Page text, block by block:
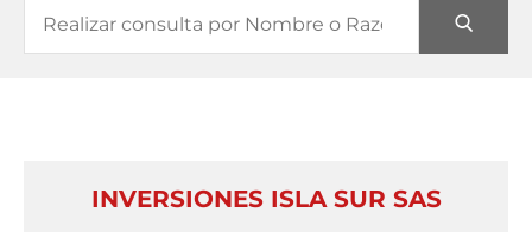
INVERSIONES ISLA SUR SAS